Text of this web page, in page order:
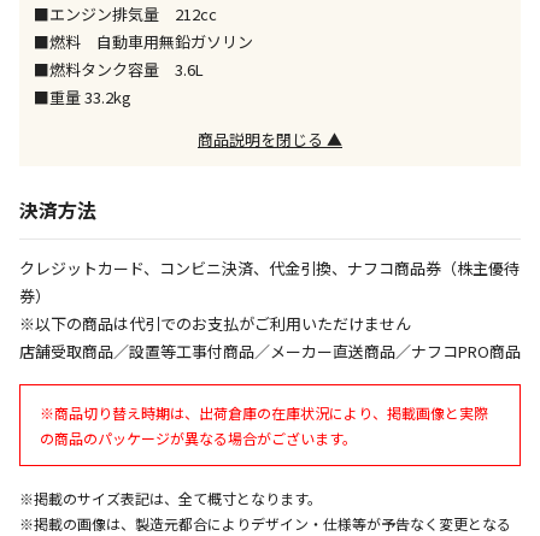
委託業者によりお届けする商品です
※ほか商品との同時購入はできません。お手数です
が、ご購入手続きを分けてお買い求めください
※支払い方法の代金引換は選択できません。
※電話注文はできません。
出荷いたします。
ただし、メーカーの営業日に基づき出荷手続きを行う
ため、通常よりお時間をいただく場合がございます。
また、日曜・祝日や年末年始などの長期休業期間中
は、休業明けからの出荷対応となります。
■エンジン排気量 212cc
■燃料 自動車用無鉛ガソリン
■燃料タンク容量 3.6L
■重量 33.2kg
商品説明を閉じる ▲
決済方法
クレジットカード、コンビニ決済、代金引換、ナフコ商品券（株主優待
券）
※以下の商品は代引でのお支払がご利用いただけません
店舗受取商品／設置等工事付商品／メーカー直送商品／ナフコPRO商品
※商品切り替え時期は、出荷倉庫の在庫状況により、掲載画像と実際
の商品のパッケージが異なる場合がございます。
※掲載のサイズ表記は、全て概寸となります。
※掲載の画像は、製造元都合によりデザイン・仕様等が予告なく変更となる